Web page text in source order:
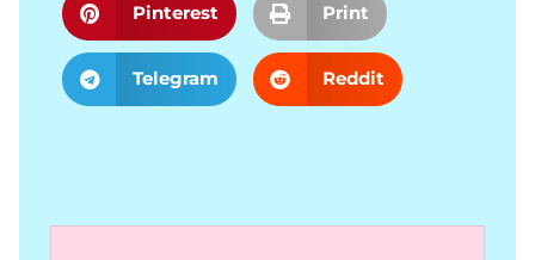
Pinterest Print
Telegram Reddit